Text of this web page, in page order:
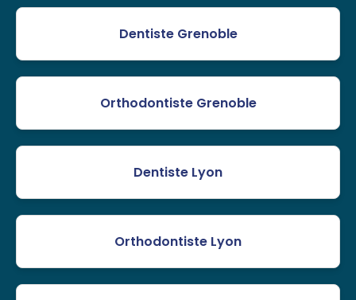
Dentiste Grenoble
Orthodontiste Grenoble
Dentiste Lyon
Orthodontiste Lyon